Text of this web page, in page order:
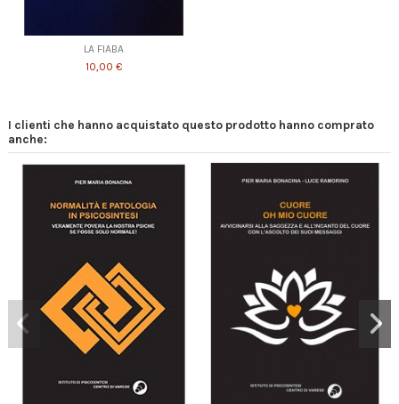
LA FIABA
10,00 €
I clienti che hanno acquistato questo prodotto hanno comprato
anche: